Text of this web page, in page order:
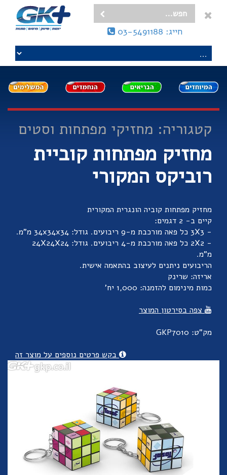
חייג: 03-5491188
קטגוריה: מחזיקי מפתחות וסטים
מחזיק מפתחות קוביית
רוביקס המקורי
מחזיק מפתחות קוביה הונגרית המקורית
קיים ב- 2 דגמים:
- 3X3 כל פאה מורכבת מ-9 ריבועים. גודל: 34x34x34 מ"מ.
- 2X2 כל פאה מורכבת מ-4 ריבועים. גודל: 24X24X24
מ"מ.
הריבועים ניתנים לעיצוב בהתאמה אישית.
אריזה: שרינק
כמות מינימום להזמנה: 1,000 יח'
צפה בסירטון המוצר
מק"ט: GKP7010
בקש פרטים נוספים על מוצר זה